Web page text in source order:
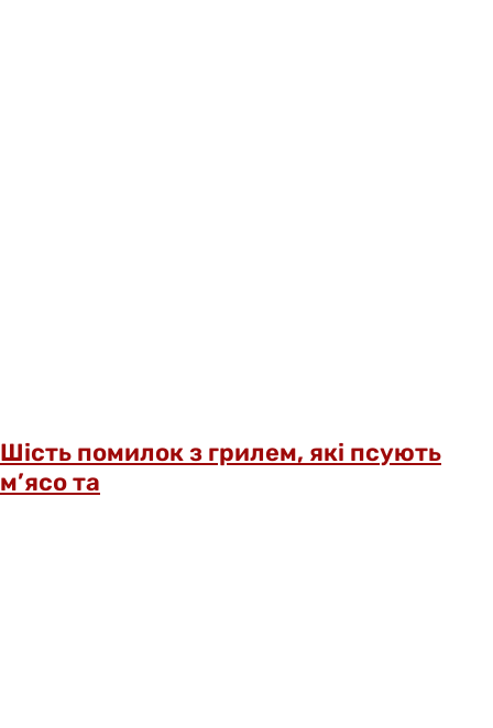
Шість помилок з грилем, які псують
м’ясо та